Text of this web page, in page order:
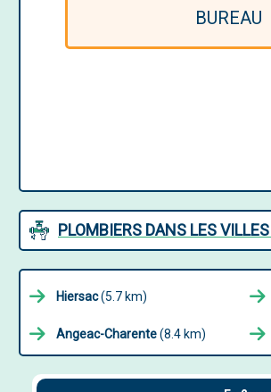
BUREAU
PLOMBIERS DANS LES
Hiersac(5.7 km)
Angeac-Charente(8.4 km)